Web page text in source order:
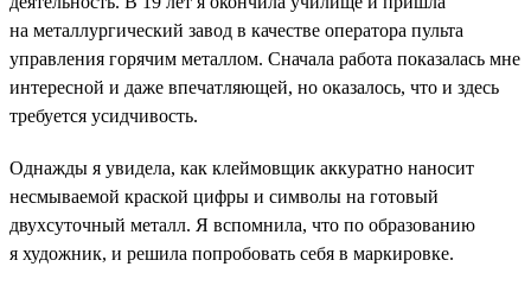
на металлургический завод в качестве оператора пульта
управления горячим металлом. Сначала работа показалась мне
интересной и даже впечатляющей, но оказалось, что и здесь
требуется усидчивость.
Однажды я увидела, как клеймовщик аккуратно наносит
несмываемой краской цифры и символы на готовый
двухсуточный металл. Я вспомнила, что по образованию
я художник, и решила попробовать себя в маркировке.